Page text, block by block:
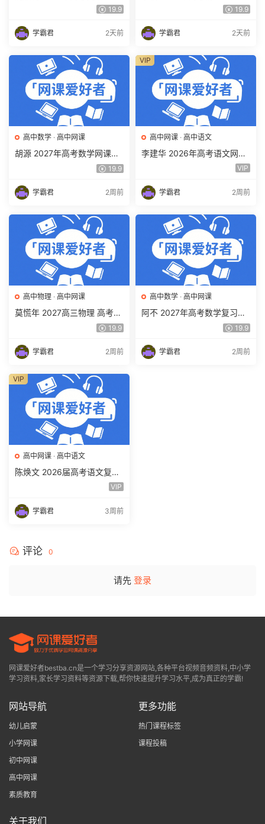
复习网课教程 高三英语 上学
下载
19.9
学霸君 2天前
习网课教程 高三物理 上学期
载
19.9
学霸君 2天前
高中数学 · 高中网课
胡源 2027年高考数学网课教
程 高三数学 一轮复习暑假班
19.9
学霸君 2周前
高中网课 · 高中语文
李建华 2026年高考语文网课
教程 高三语文 a+二三轮复习
VIP
学霸君 2周前
VIP
高中物理 · 高中网课
莫慌年 2027高三物理 高考物
19.9
学霸君 2周前
高中数学 · 高中网课
阿不 2027年高考数学复习网
课教程 高三数学 一轮复习视
19.9
学霸君 2周前
高中网课 · 高中语文
陈焕文 2026届高考语文复习
网课 高三语文 一二三轮视频
VIP
学霸君 3周前
VIP
评论 0
请先 登录
网课爱好者bestba.cn是一个学习分享资源网站,各种平台视频音频资料,中小学
学习资料,家长学习资料等资源下载,帮你快速提升学习水平,成为真正的学霸!
网站导航
幼儿启蒙
小学网课
初中网课
高中网课
素质教育
更多功能
热门课程标签
课程投稿
关于我们